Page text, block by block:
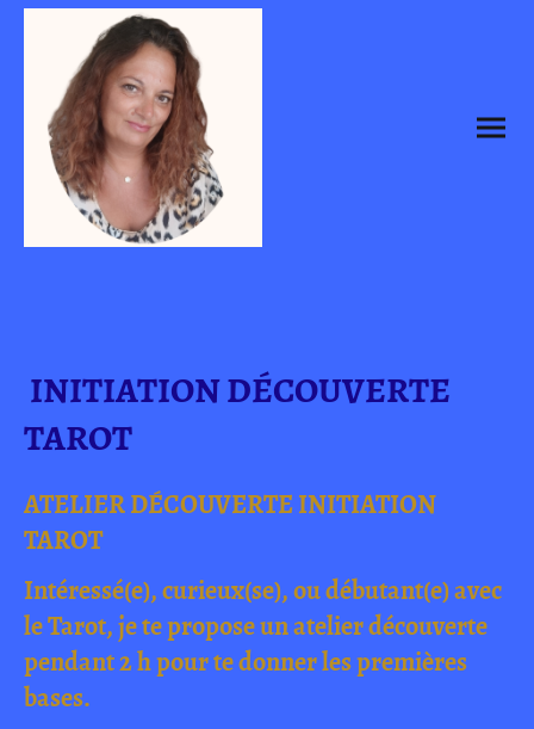
INITIATION DÉCOUVERTE
TAROT
ATELIER DÉCOUVERTE INITIATION
TAROT
Intéressé(e), curieux(se), ou débutant(e) avec
le Tarot, je te propose un atelier découverte
pendant 2 h pour te donner les premières
bases.